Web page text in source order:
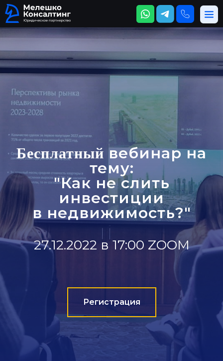
Бесплатный вебинар на
тему:
"Как не слить
инвестиции
в недвижимость?"
27.12.2022 в 17:00 ZOOM
Регистрация